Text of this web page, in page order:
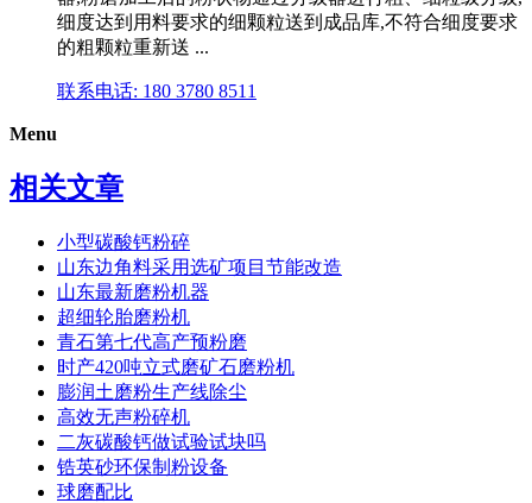
细度达到用料要求的细颗粒送到成品库,不符合细度要求
的粗颗粒重新送 ...
联系电话: 180 3780 8511
Menu
相关文章
小型碳酸钙粉碎
山东边角料采用选矿项目节能改造
山东最新磨粉机器
超细轮胎磨粉机
青石第七代高产预粉磨
时产420吨立式磨矿石磨粉机
膨润土磨粉生产线除尘
高效无声粉碎机
二灰碳酸钙做试验试块吗
锆英砂环保制粉设备
球磨配比